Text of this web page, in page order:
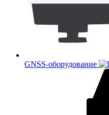
GNSS-оборудование